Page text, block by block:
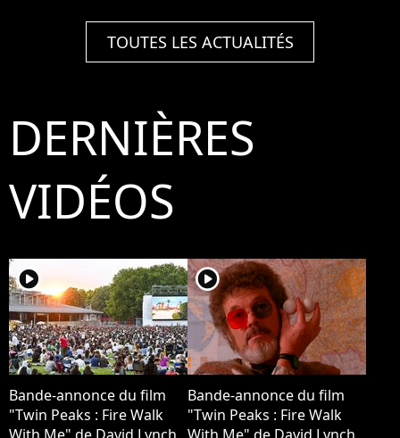
TOUTES LES ACTUALITÉS
DERNIÈRES
VIDÉOS
player2
Bande-annonce du film
"Twin Peaks : Fire Walk
player2
Bande-annonce du film
"Twin Peaks : Fire Walk